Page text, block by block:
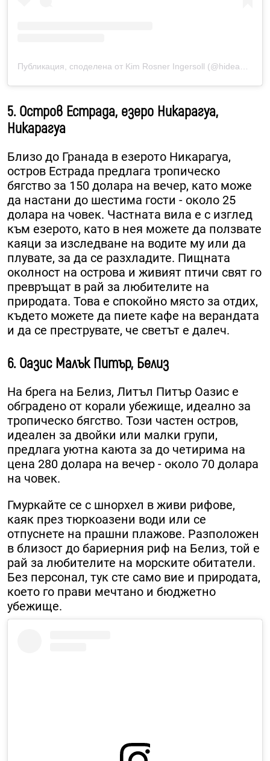
Публикация, споделена от Kim Rosner Ingersoll (@hideawaycaye)
5. Остров Естрада, езеро Никарагуа,
Никарагуа
Близо до Гранада в езерото Никарагуа,
остров Естрада предлага тропическо
бягство за 150 долара на вечер, като може
да настани до шестима гости - около 25
долара на човек. Частната вила е с изглед
към езерото, като в нея можете да ползвате
каяци за изследване на водите му или да
плувате, за да се разхладите. Пищната
околност на острова и живият птичи свят го
превръщат в рай за любителите на
природата. Това е спокойно място за отдих,
където можете да пиете кафе на верандата
и да се преструвате, че светът е далеч.
6. Оазис Малък Питър, Белиз
На брега на Белиз, Литъл Питър Оазис е
обградено от корали убежище, идеално за
тропическо бягство. Този частен остров,
идеален за двойки или малки групи,
предлага уютна каюта за до четирима на
цена 280 долара на вечер - около 70 долара
на човек.
Гмуркайте се с шнорхел в живи рифове,
каяк през тюркоазени води или се
отпуснете на прашни плажове. Разположен
в близост до бариерния риф на Белиз, той е
рай за любителите на морските обитатели.
Без персонал, тук сте само вие и природата,
което го прави мечтано и бюджетно
убежище.